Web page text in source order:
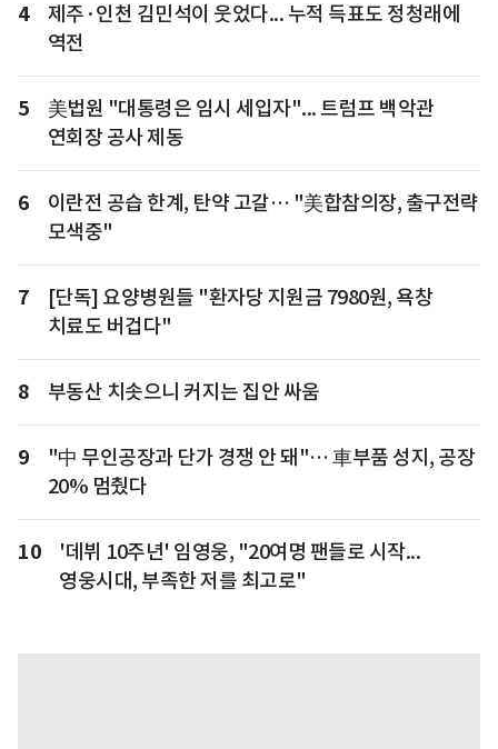
4
제주·인천 김민석이 웃었다... 누적 득표도 정청래에
역전
5
美법원 "대통령은 임시 세입자"... 트럼프 백악관
연회장 공사 제동
6
이란전 공습 한계, 탄약 고갈… "美합참의장, 출구전략
모색중"
7
[단독] 요양병원들 "환자당 지원금 7980원, 욕창
치료도 버겁다"
8 부동산 치솟으니 커지는 집안 싸움
9
"中 무인공장과 단가 경쟁 안 돼"… 車부품 성지, 공장
20% 멈췄다
10
'데뷔 10주년' 임영웅, "20여명 팬들로 시작...
영웅시대, 부족한 저를 최고로"